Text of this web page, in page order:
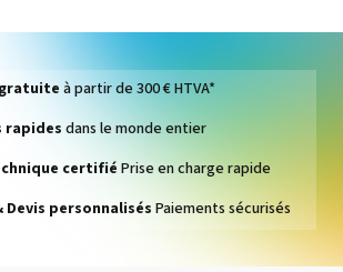
pour
à partir de 300 € HTVA*
rapides dans le monde entier
certifié Prise en charge rapide
Devis personnalisés Paiements sécurisés